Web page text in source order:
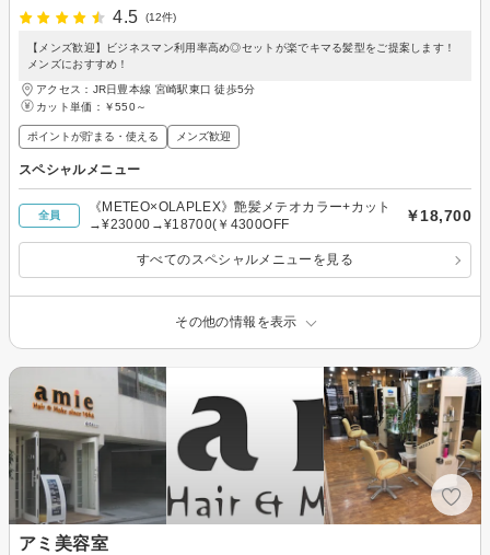
4.5
(12件)
【メンズ歓迎】ビジネスマン利用率高め◎セットが楽でキマる髪型をご提案します！
メンズにおすすめ！
アクセス：JR日豊本線 宮崎駅東口 徒歩5分
カット単価： ￥550～
ポイントが貯まる・使える メンズ歓迎
スペシャルメニュー
全員
《METEO×OLAPLEX》艶髪メテオカラー+カット
→¥23000→¥18700(￥4300OFF
￥18,700
すべてのスペシャルメニューを見る
その他の情報を表示
アミ美容室